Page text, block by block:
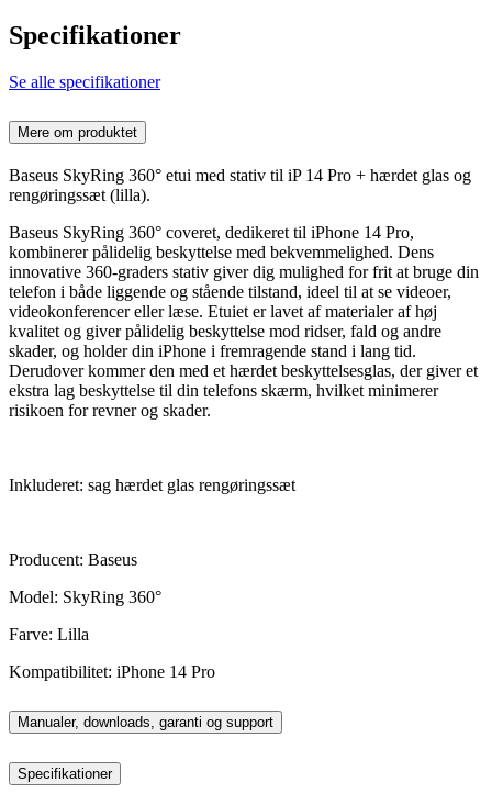
Specifikationer
Se alle specifikationer
Mere om produktet
Baseus SkyRing 360° etui med stativ til iP 14 Pro + hærdet glas og
rengøringssæt (lilla).
Baseus SkyRing 360° coveret, dedikeret til iPhone 14 Pro,
kombinerer pålidelig beskyttelse med bekvemmelighed. Dens
innovative 360-graders stativ giver dig mulighed for frit at bruge din
telefon i både liggende og stående tilstand, ideel til at se videoer,
videokonferencer eller læse. Etuiet er lavet af materialer af høj
kvalitet og giver pålidelig beskyttelse mod ridser, fald og andre
skader, og holder din iPhone i fremragende stand i lang tid.
Derudover kommer den med et hærdet beskyttelsesglas, der giver et
ekstra lag beskyttelse til din telefons skærm, hvilket minimerer
risikoen for revner og skader.
Inkluderet: sag hærdet glas rengøringssæt
Producent: Baseus
Model: SkyRing 360°
Farve: Lilla
Kompatibilitet: iPhone 14 Pro
Manualer, downloads, garanti og support
Specifikationer